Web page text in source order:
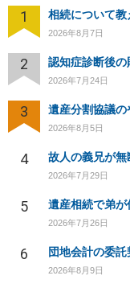
1 相続について教
2026年8月7日
2 認知症診断後
2026年7月24日
3 遺産分割協議の
2026年8月5日
4 故人の義兄が無
2026年7月29日
5 遺産相続で弟が
2026年7月26日
6 団地会計の委
2026年8月9日